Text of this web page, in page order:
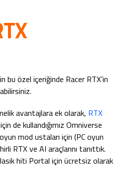
bu özel içeriğinde Racer RTX’in
avantajlara ek olarak, RTX
için de kullandığımız Omniverse
mod ustaları için (PC oyun
RTX ve AI araçlarını tanıttık.
hiti Portal için ücretsiz olarak